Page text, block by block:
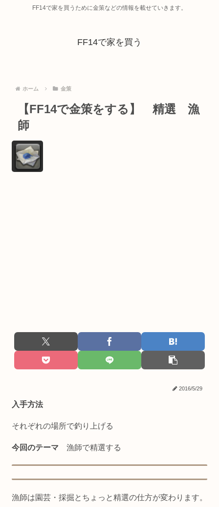
FF14で家を買うために金策などの情報を載せていきます。
FF14で家を買う
ホーム 金策
【FF14で金策をする】 精選 漁
師
2016/5/29
入手方法
それぞれの場所で釣り上げる
今回のテーマ 漁師で精選する
漁師は園芸・採掘とちょっと精選の仕方が変わります。